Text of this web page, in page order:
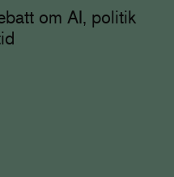
om AI, politik